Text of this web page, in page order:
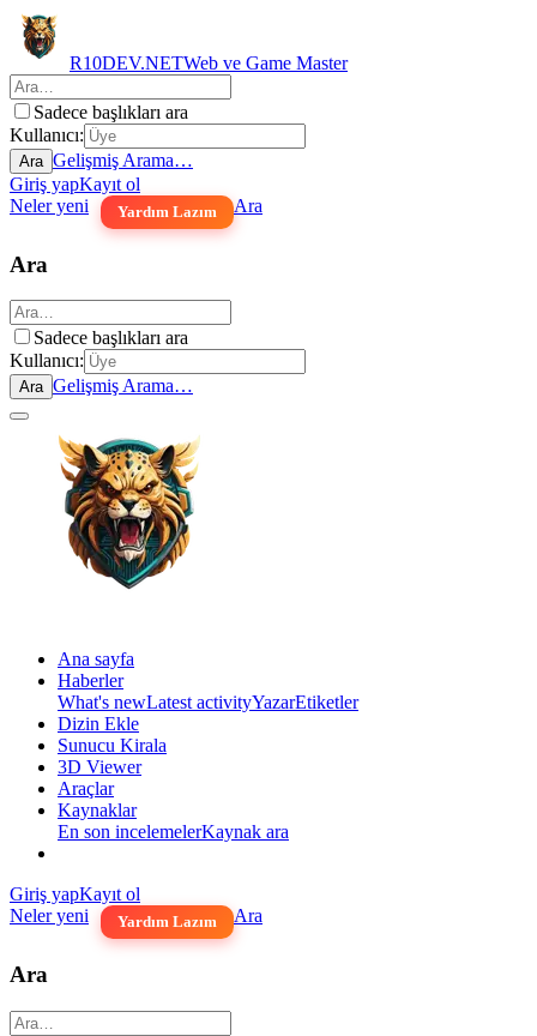
R10DEV.NETWeb ve Game Master
Sadece başlıkları ara
Kullanıcı:
Ara Gelişmiş Arama…
Giriş yapKayıt ol
Neler yeni
Yardım Lazım Ara
Ara
Sadece başlıkları ara
Kullanıcı:
Ara Gelişmiş Arama…
Ana sayfa
Haberler
What's newLatest activityYazarEtiketler
Dizin Ekle
Sunucu Kirala
3D Viewer
Araçlar
Kaynaklar
En son incelemelerKaynak ara
Giriş yapKayıt ol
Neler yeni
Yardım Lazım Ara
Ara